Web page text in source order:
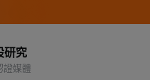
研究
證媒體